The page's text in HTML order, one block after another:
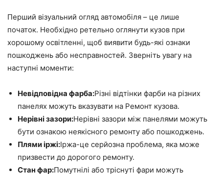
Перший візуальний огляд автомобіля – це лише
початок. Необхідно ретельно оглянути кузов при
хорошому освітленні, щоб виявити будь-які ознаки
пошкоджень або несправностей. Зверніть увагу на
наступні моменти:
Невідповідна фарба:Різні відтінки фарби на різних
панелях можуть вказувати на Ремонт кузова.
Нерівні зазори:Нерівні зазори між панелями можуть
бути ознакою неякісного ремонту або пошкоджень.
Плями іржі:Іржа-це серйозна проблема, яка може
призвести до дорогого ремонту.
Стан фар:Помутнілі або тріснуті фари можуть